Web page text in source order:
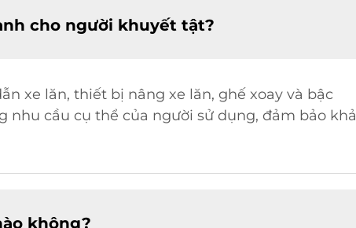
cho người khuyết tật?
xe lăn, thiết bị nâng xe lăn, ghế xoay và bậc
cầu cụ thể của người sử dụng, đảm bảo khả
không?